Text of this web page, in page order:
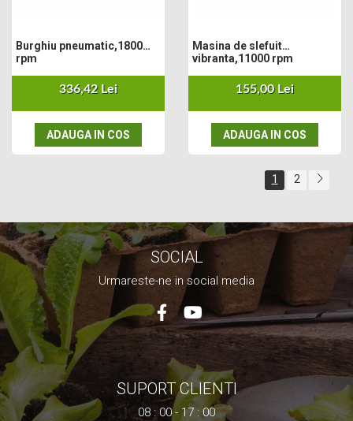
Burghiu pneumatic,1800
rpm
336,42 Lei
ADAUGA IN COS
Masina de slefuit
vibranta,11000 rpm
155,00 Lei
ADAUGA IN COS
1 2
SOCIAL
Urmareste-ne in social media
SUPORT CLIENTI
08 : 00 - 17 : 00